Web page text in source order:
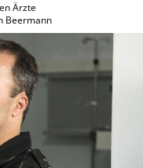
Ärzte
Beermann